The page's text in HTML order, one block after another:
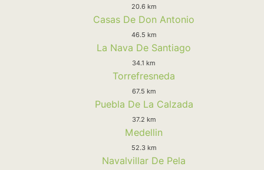
20.6 km
Casas De Don Antonio
46.5 km
La Nava De Santiago
34.1 km
Torrefresneda
67.5 km
Puebla De La Calzada
37.2 km
Medellin
52.3 km
Navalvillar De Pela